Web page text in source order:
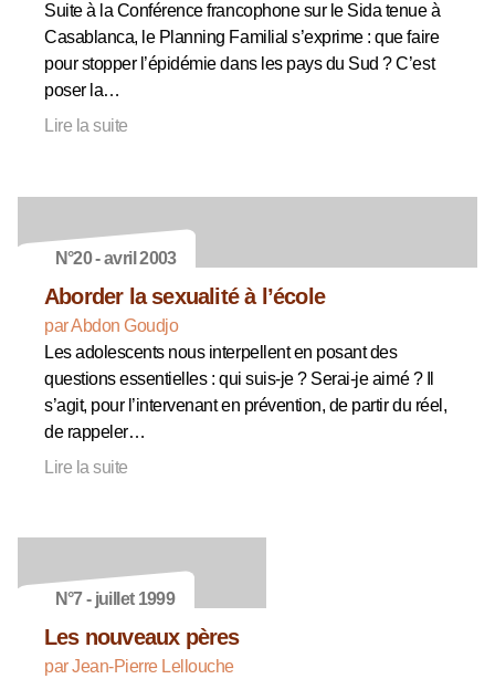
Suite à la Conférence francophone sur le Sida tenue à
Casablanca, le Planning Familial s’exprime : que faire
pour stopper l’épidémie dans les pays du Sud ? C’est
poser la…
Lire la suite
N°20 - avril 2003
Aborder la sexualité à l’école
par Abdon Goudjo
Les adolescents nous interpellent en posant des
questions essentielles : qui suis-je ? Serai-je aimé ? Il
s’agit, pour l’intervenant en prévention, de partir du réel,
de rappeler…
Lire la suite
N°7 - juillet 1999
Les nouveaux pères
par Jean-Pierre Lellouche